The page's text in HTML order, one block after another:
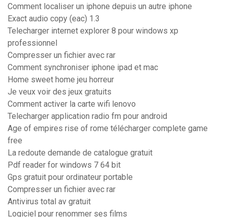
Comment localiser un iphone depuis un autre iphone
Exact audio copy (eac) 1.3
Telecharger internet explorer 8 pour windows xp
professionnel
Compresser un fichier avec rar
Comment synchroniser iphone ipad et mac
Home sweet home jeu horreur
Je veux voir des jeux gratuits
Comment activer la carte wifi lenovo
Telecharger application radio fm pour android
Age of empires rise of rome télécharger complete game
free
La redoute demande de catalogue gratuit
Pdf reader for windows 7 64 bit
Gps gratuit pour ordinateur portable
Compresser un fichier avec rar
Antivirus total av gratuit
Logiciel pour renommer ses films